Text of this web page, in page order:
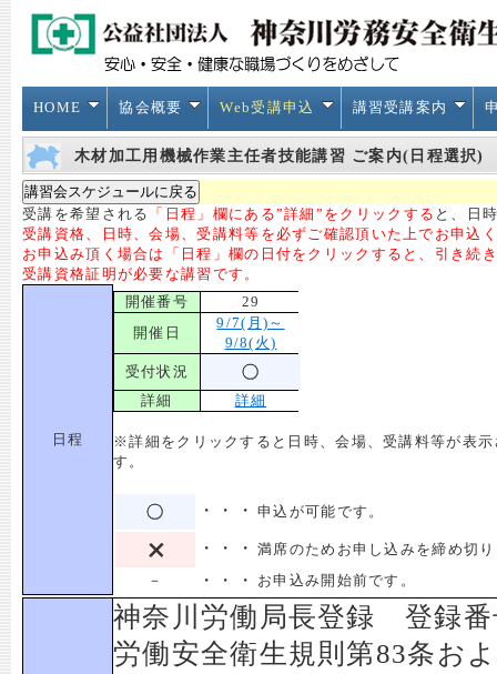
HOME 協会概要 Web受講申込 講習受講案内
木材加工用機械作業主任者技能講習 ご案内(日程選択)
受講を希望される 「日程」欄にある”詳細”をクリックする と、日
受講資格、日時、会場、受講料等を必ずご確認頂いた上でお申込
お申込み頂く場合は「日程」欄の日付をクリックすると、引き続
受講資格証明が必要な講習です。
日程
開催番号
29
開催日
9/7(月)～
9/8(火)
受付状況
詳細
詳細
※詳細をクリックすると日時、会場、受講料等が表
す。
・・・ 申込が可能です。
・・・ 満席のためお申し込みを締め切
－
・・・ お申込み開始前です。
神奈川労働局長登録 登録番
労働安全衛生規則第83条お